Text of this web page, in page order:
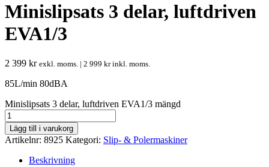
Minislipsats 3 delar, luftdriven
EVA1/3
2 399 kr exkl. moms. | 2 999 krinkl. moms.
85L/min 80dBA
Minislipsats 3 delar, luftdriven EVA1/3 mängd
Lägg till i varukorg
Artikelnr: 8925 Kategori: Slip- & Polermaskiner
Beskrivning